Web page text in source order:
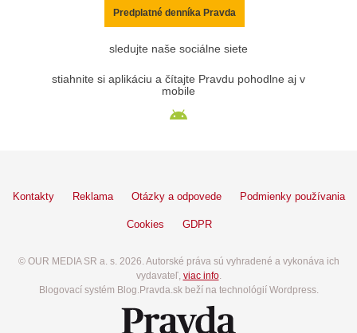
Predplatné denníka Pravda
sledujte naše sociálne siete
stiahnite si aplikáciu a čítajte Pravdu pohodlne aj v
mobile
Kontakty Reklama Otázky a odpovede Podmienky používania
Cookies GDPR
© OUR MEDIA SR a. s. 2026. Autorské práva sú vyhradené a vykonáva ich
vydavateľ, viac info.
Blogovací systém Blog.Pravda.sk beží na technológií Wordpress.